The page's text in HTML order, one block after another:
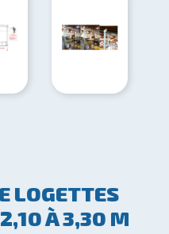
LOGETTES
À 3,30 M